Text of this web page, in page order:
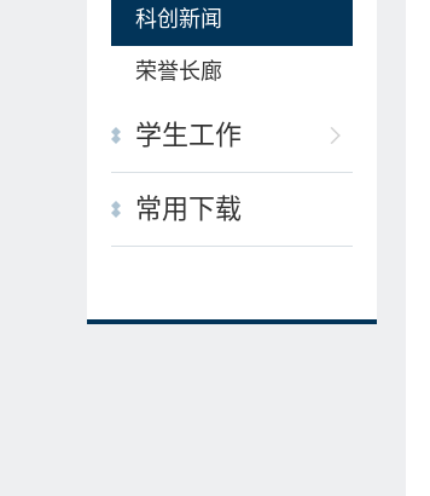
科创新闻
荣誉长廊
学生工作
常用下载